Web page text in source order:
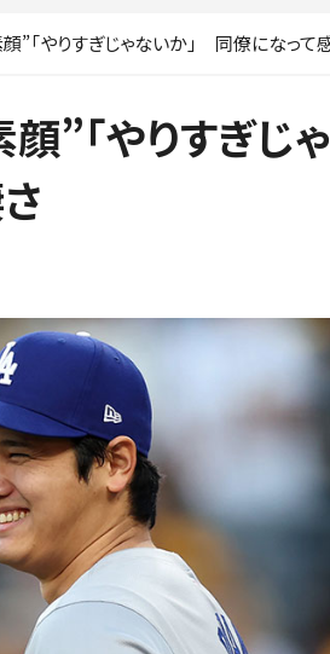
やりすぎじゃないか」 同僚になって感じた
”「やりすぎじ